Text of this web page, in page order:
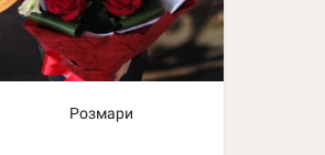
Розмари